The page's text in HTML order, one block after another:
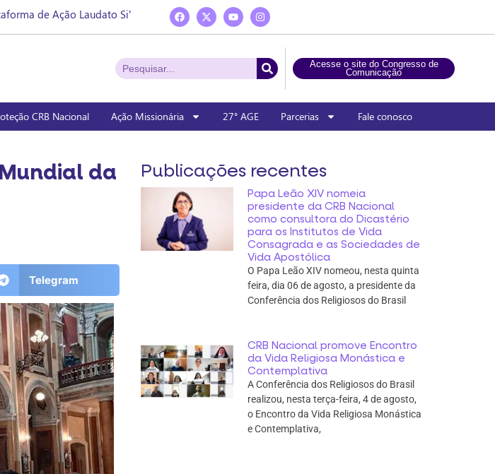
de Ação Laudato Si’
Acesse o site do Congresso de
Comunicação
CRB Nacional Ação Missionária 27° AGE Parcerias Fale conosco
da
Telegram
Publicações recentes
Papa Leão XIV nomeia
presidente da CRB Nacional
como consultora do Dicastério
para os Institutos de Vida
Consagrada e as Sociedades de
Vida Apostólica
O Papa Leão XIV nomeou, nesta quinta
feira, dia 06 de agosto, a presidente da
Conferência dos Religiosos do Brasil
CRB Nacional promove Encontro
da Vida Religiosa Monástica e
Contemplativa
A Conferência dos Religiosos do Brasil
realizou, nesta terça-feira, 4 de agosto,
o Encontro da Vida Religiosa Monástica
e Contemplativa,